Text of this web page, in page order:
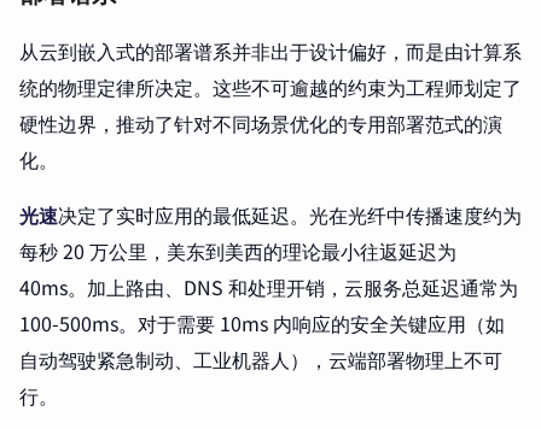
从云到嵌入式的部署谱系并非出于设计偏好，而是由计算系
统的物理定律所决定。这些不可逾越的约束为工程师划定了
硬性边界，推动了针对不同场景优化的专用部署范式的演
化。
光速决定了实时应用的最低延迟。光在光纤中传播速度约为
每秒 20 万公里，美东到美西的理论最小往返延迟为
40ms。加上路由、DNS 和处理开销，云服务总延迟通常为
100-500ms。对于需要 10ms 内响应的安全关键应用（如
自动驾驶紧急制动、工业机器人），云端部署物理上不可
行。